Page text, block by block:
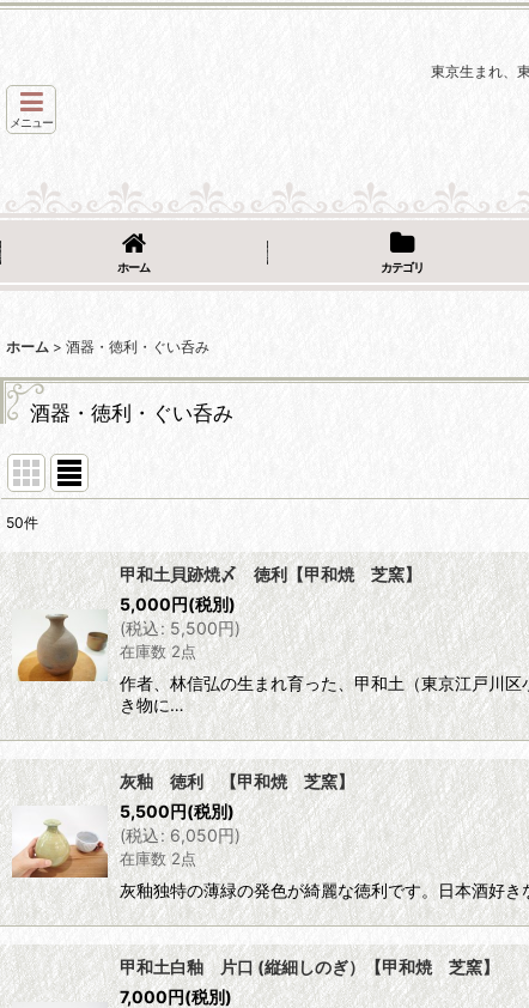
東京生まれ、
メニュー
ホーム カテゴリ
ホーム > 酒器・徳利・ぐい呑み
酒器・徳利・ぐい呑み
表示数
並び順:
50件
甲和土貝跡焼〆 徳利【甲和焼 芝窯】
5,000円(税別)
(税込: 5,500円)
在庫数 2点
作者、林信弘の生まれ育った、甲和土（東京江戸川
き物に…
灰釉 徳利 【甲和焼 芝窯】
5,500円(税別)
(税込: 6,050円)
在庫数 2点
灰釉独特の薄緑の発色が綺麗な徳利です。日本酒好
甲和土白釉 片口 (縦細しのぎ）【甲和焼 芝窯】
7,000円(税別)